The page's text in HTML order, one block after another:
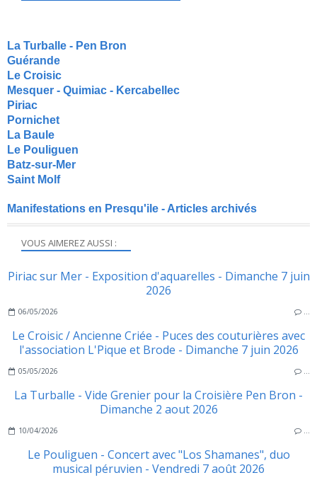
VOUS AIMEREZ AUSSI :
Piriac sur Mer - Exposition d'aquarelles - Dimanche 7 juin
2026
06/05/2026 …
Le Croisic / Ancienne Criée - Puces des couturières avec
l'association L'Pique et Brode - Dimanche 7 juin 2026
05/05/2026 …
La Turballe - Vide Grenier pour la Croisière Pen Bron -
Dimanche 2 aout 2026
10/04/2026 …
Le Pouliguen - Concert avec "Los Shamanes", duo
musical péruvien - Vendredi 7 août 2026
La Turballe - Pen Bron
Guérande
Le Croisic
Mesquer - Quimiac - Kercabellec
Piriac
Pornichet
La Baule
Le Pouliguen
Batz-sur-Mer
Saint Molf
Manifestations en Presqu'ile - Articles archivés